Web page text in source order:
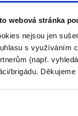
webová stránka
nejsou jen
s využíváním
(např.
brigádu. Děkujeme
práce – Přerov
Přerov
hledáme